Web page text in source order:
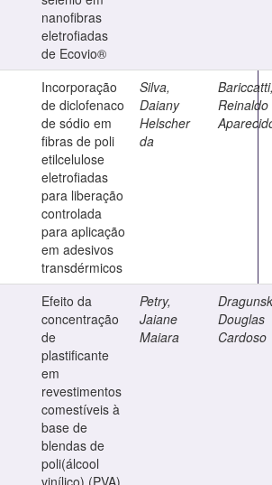
nanofibras
eletrofiadas
de Ecovio®
Incorporação
de diclofenaco
de sódio em
fibras de poli
etilcelulose
eletrofiadas
para liberação
controlada
para aplicação
em adesivos
transdérmicos
Silva,
Daiany
Helscher
da
Reinaldo
Efeito da
concentração
de
plastificante
em
revestimentos
comestíveis à
base de
blendas de
poli(álcool
vinílico) (PVA)
Petry,
Jaiane
Maiara
Douglas
Cardoso